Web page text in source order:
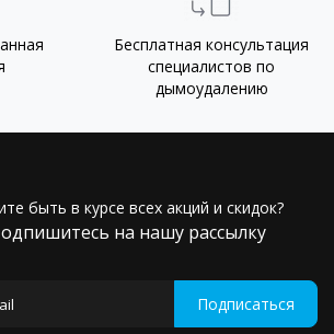
Бесплатная консультация
специалистов по
дымоудалению
быть в курсе всех акций и скидок?
на нашу рассылку
Подписаться